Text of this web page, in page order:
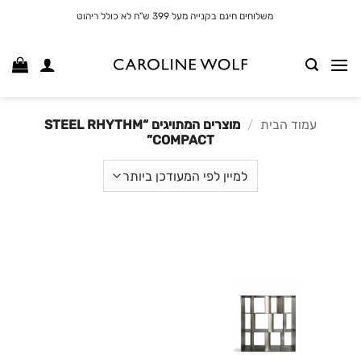
משלוחים חינם בקנייה מעל 399 ש"ח לא כולל ריהוט
עמוד הבית /
מוצרים המתויגים “STEEL RHYTHM
COMPACT”